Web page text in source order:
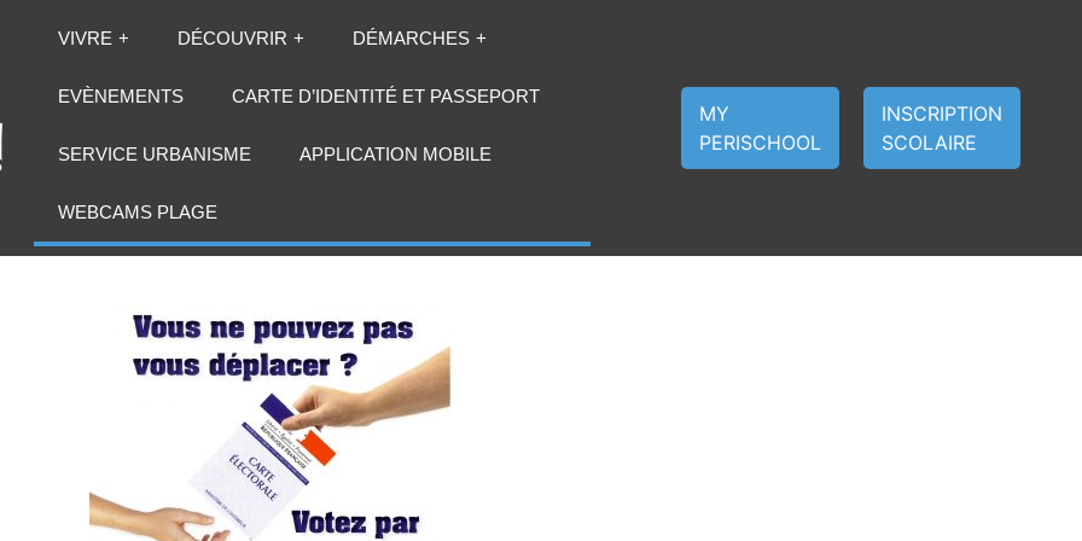
VIVRE DÉCOUVRIR DÉMARCHES
EVÈNEMENTS CARTE D’IDENTITÉ ET PASSEPORT
SERVICE URBANISME APPLICATION MOBILE
WEBCAMS PLAGE
MY
PERISCHOOL
INSCRIPTION
SCOLAIRE
PAR PROCURATION